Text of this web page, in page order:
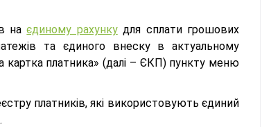
наєдиному рахункудля сплати грошових
та єдиного внеску в актуальному
платника» (далі – ЄКП) пункту меню
платників, які використовують єдиний